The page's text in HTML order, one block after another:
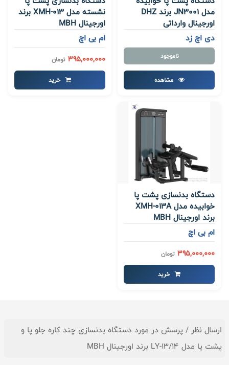
مدل JN3001 برند DHZ
اورجینال وارداتی
دی اچ زد
ناموجود
مشاهده
نشسته مدل XMH-013 برند
اورجینال MBH
ام بی اچ
395,000,000 تومان
خرید
دستگاه بدنسازی پشت پا
خوابیده مدل XMH-013A
برند اورجینال MBH
ام بی اچ
395,000,000 تومان
خرید
ارسال نظر / پرسش در مورد دستگاه بدنسازی چند کاره جلو پا و
پشت پا مدل LY-13/14 برند اورجینال MBH